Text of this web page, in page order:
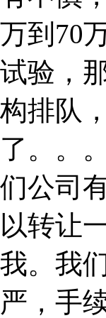
万到70
试验，
构排队
了。。
们公司
以转让
我。我
严，手